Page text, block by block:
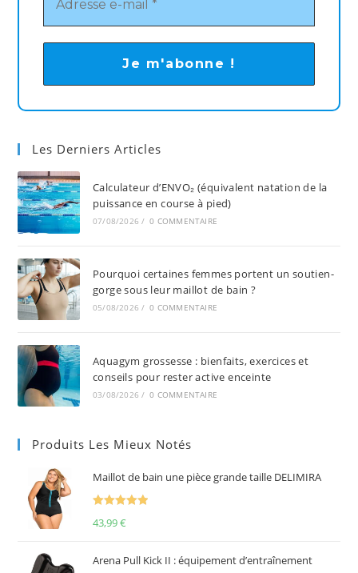
Les Derniers Articles
Calculateur d’ENVO₂ (équivalent natation de la
puissance en course à pied)
07/08/2026 / 0 COMMENTAIRE
Pourquoi certaines femmes portent un soutien-
gorge sous leur maillot de bain ?
05/08/2026 / 0 COMMENTAIRE
Aquagym grossesse : bienfaits, exercices et
conseils pour rester active enceinte
03/08/2026 / 0 COMMENTAIRE
Produits Les Mieux Notés
Maillot de bain une pièce grande taille DELIMIRA
43,99€
Arena Pull Kick II : équipement d’entraînement